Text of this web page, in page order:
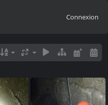
Connexion